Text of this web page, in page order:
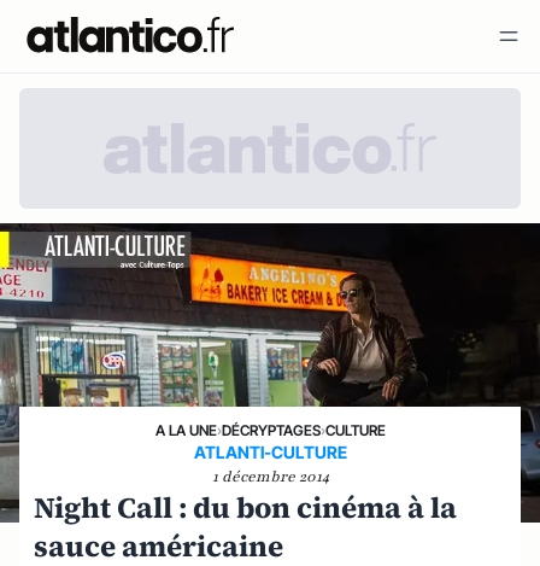
A LA UNE›DÉCRYPTAGES›CULTURE
ATLANTI-CULTURE
1 décembre 2014
Night Call : du bon cinéma à la
sauce américaine